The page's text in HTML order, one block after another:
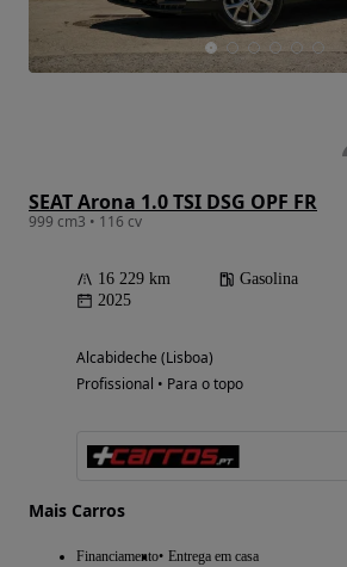
SEAT Arona 1.0 TSI DSG OPF FR
999 cm3 • 116 cv
16 229 km Gasolina
2025
Alcabideche (Lisboa)
Profissional • Para o topo
Mais Carros
Financiamento Entrega em casa